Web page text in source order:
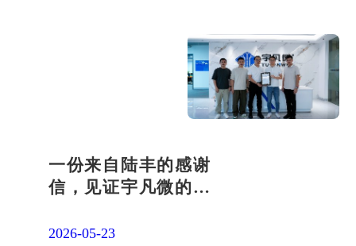
一份来自陆丰的感谢
信，见证宇凡微的社
2026-05-23